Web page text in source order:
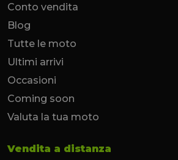
Conto vendita
Blog
Tutte le moto
Ultimi arrivi
Occasioni
Coming soon
Valuta la tua moto
Vendita a distanza